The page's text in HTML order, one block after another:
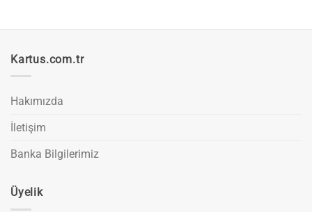
Kartus.com.tr
Hakımızda
İletişim
Banka Bilgilerimiz
Üyelik